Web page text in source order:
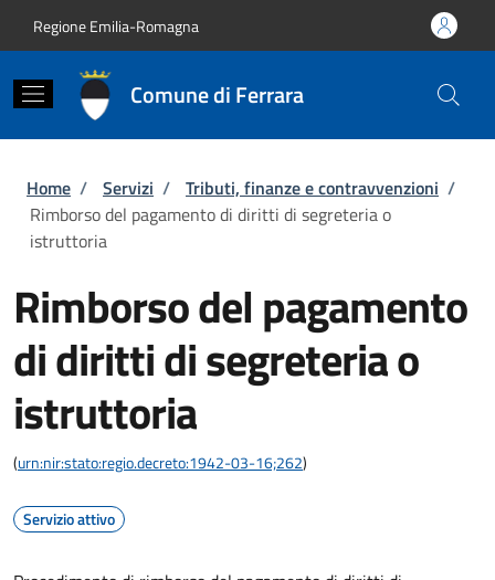
Regione Emilia-Romagna
Comune di Ferrara
Briciole di pane
Home / Servizi / Tributi, finanze e contravvenzioni /
Rimborso del pagamento di diritti di segreteria o
istruttoria
Rimborso del pagamento
di diritti di segreteria o
istruttoria
(urn:nir:stato:regio.decreto:1942-03-16;262)
Servizio attivo